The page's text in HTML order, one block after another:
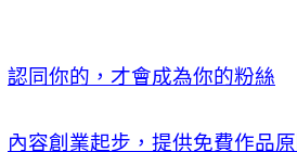
認同你的，才會成為你的粉絲
內容創業起步，提供免費作品